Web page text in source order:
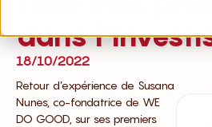
dans
18/10/2022
Retour d’expérience de Susana
Nunes, co-fondatrice de WE
DO GOOD, sur ses premiers